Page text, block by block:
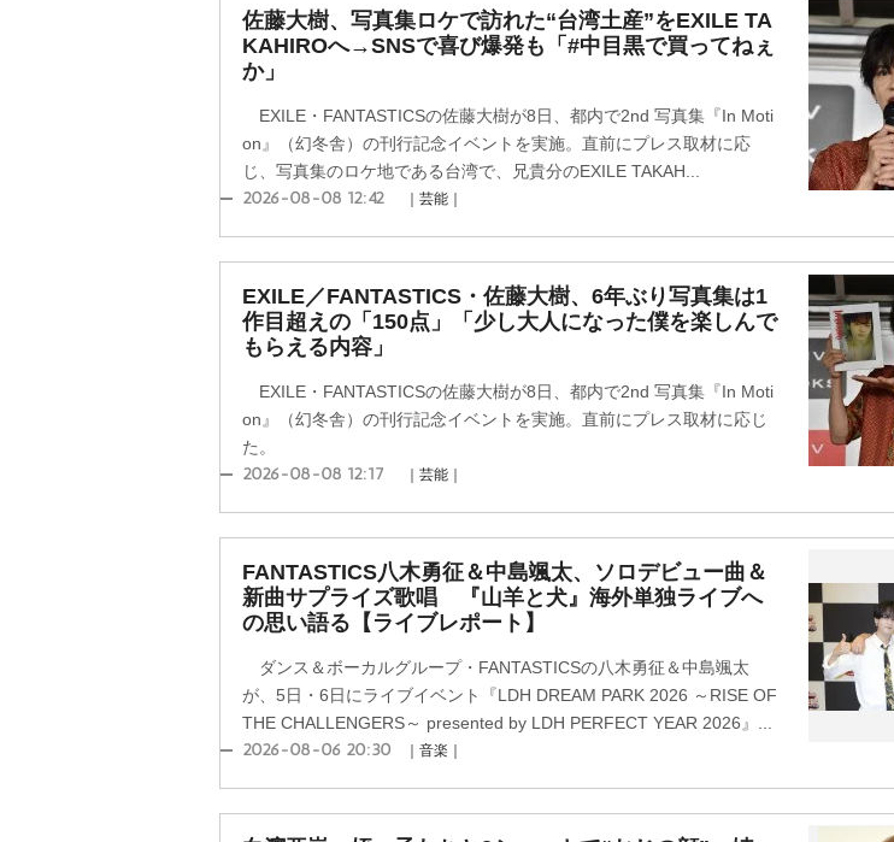
佐藤大樹、写真集ロケで訪れた“台湾土産”をEXILE TA
KAHIROへ→SNSで喜び爆発も「#中目黒で買ってねぇ
か」
EXILE・FANTASTICSの佐藤大樹が8日、都内で2nd 写真集『In Moti
on』（幻冬舎）の刊行記念イベントを実施。直前にプレス取材に応
じ、写真集のロケ地である台湾で、兄貴分のEXILE TAKAH...
2026-08-08 12:42 ｜芸能｜
EXILE／FANTASTICS・佐藤大樹、6年ぶり写真集は1
作目超えの「150点」「少し大人になった僕を楽しんで
もらえる内容」
EXILE・FANTASTICSの佐藤大樹が8日、都内で2nd 写真集『In Moti
on』（幻冬舎）の刊行記念イベントを実施。直前にプレス取材に応じ
た。
2026-08-08 12:17 ｜芸能｜
FANTASTICS八木勇征＆中島颯太、ソロデビュー曲＆
新曲サプライズ歌唱 『山羊と犬』海外単独ライブへ
の思い語る【ライブレポート】
ダンス＆ボーカルグループ・FANTASTICSの八木勇征＆中島颯太
が、5日・6日にライブイベント『LDH DREAM PARK 2026 ～RISE OF
THE CHALLENGERS～ presented by LDH PERFECT YEAR 2026』...
2026-08-06 20:30 ｜音楽｜